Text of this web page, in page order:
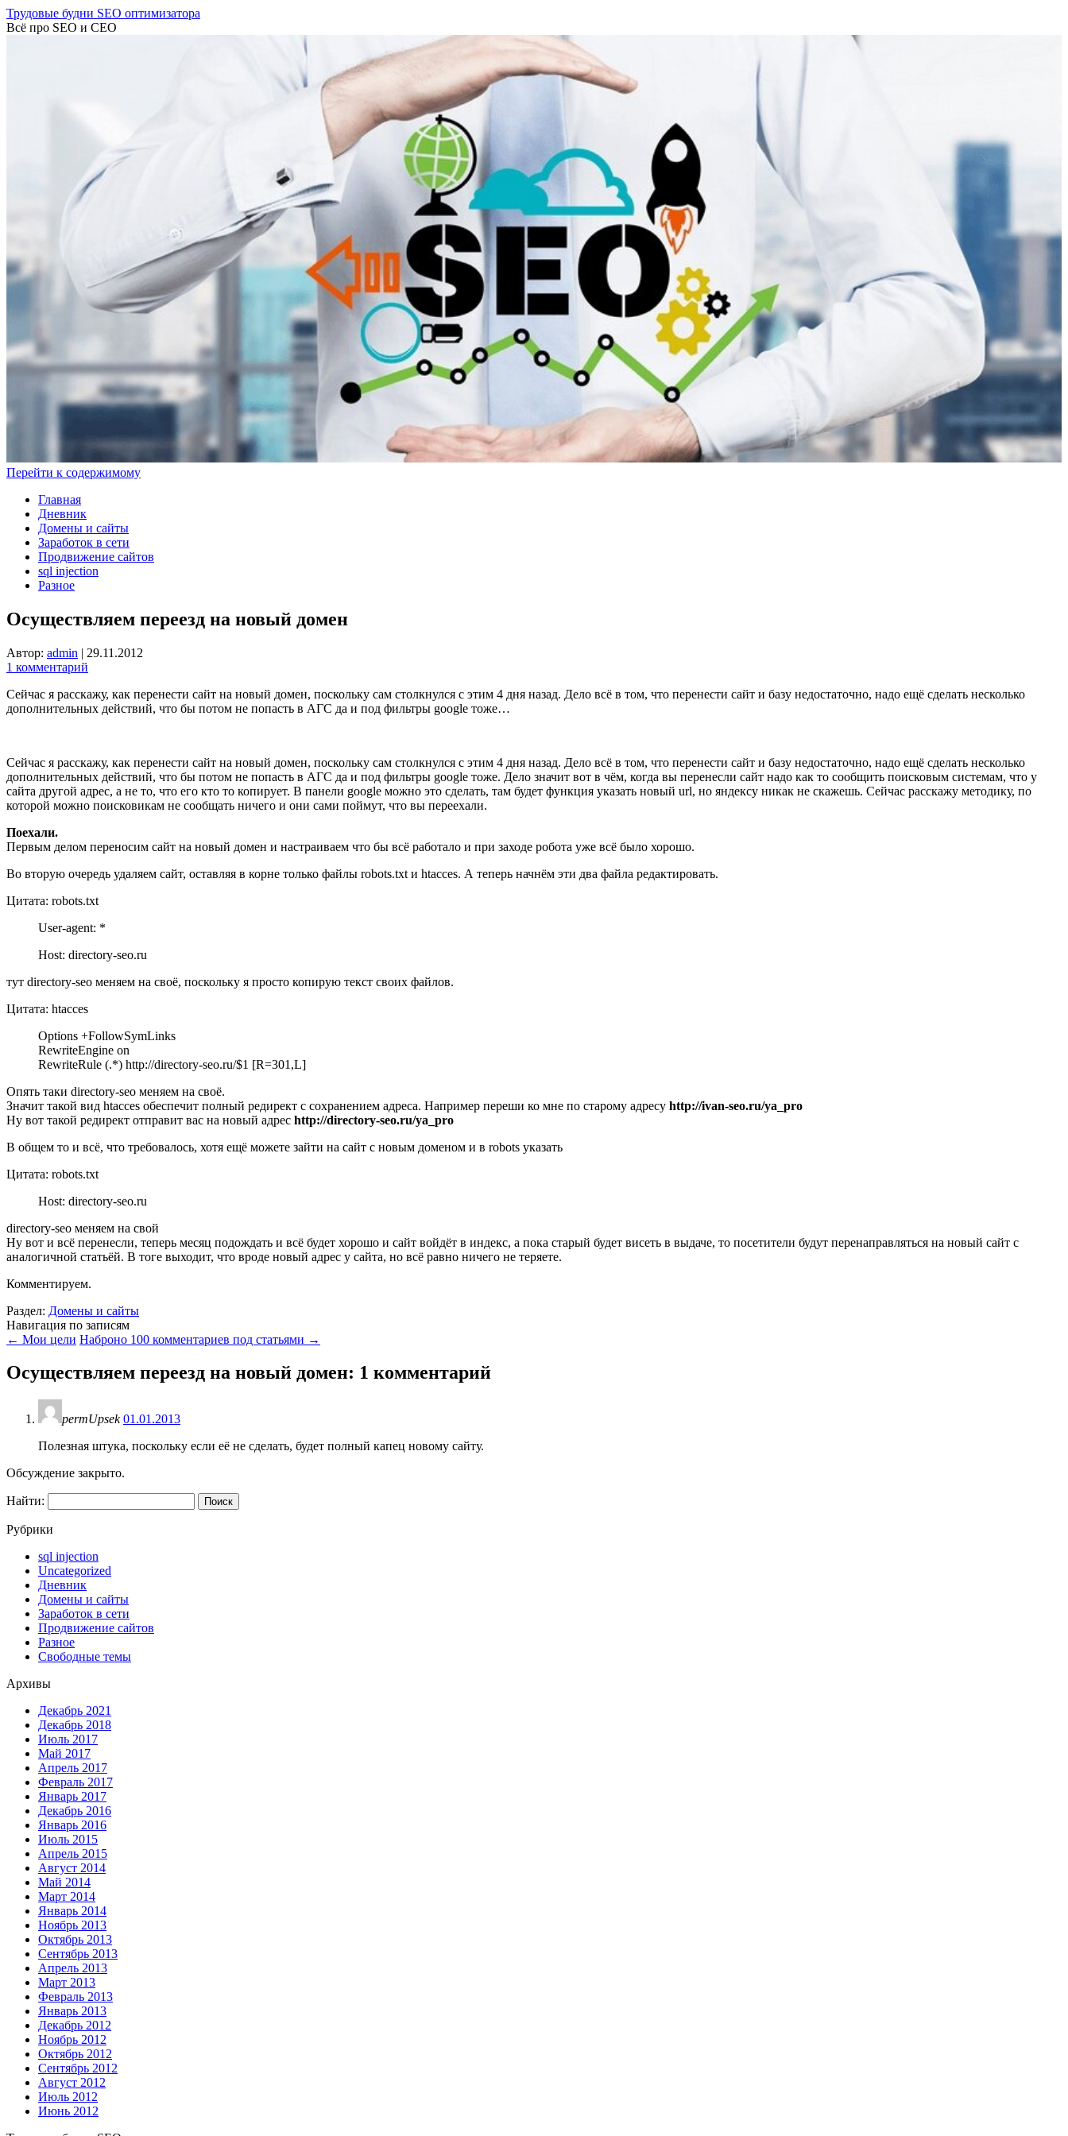
Трудовые будни SEO оптимизатора
Всё про SEO и СЕО
Перейти к содержимому
Главная
Дневник
Домены и сайты
Заработок в сети
Продвижение сайтов
sql injection
Разное
Осуществляем переезд на новый домен
Автор: admin | 29.11.2012
1 комментарий
Сейчас я расскажу, как перенести сайт на новый домен, поскольку сам столкнулся с этим 4 дня назад. Дело всё в том, что перенести сайт и базу недостаточно, надо ещё сделать несколько
дополнительных действий, что бы потом не попасть в АГС да и под фильтры google тоже…
Сейчас я расскажу, как перенести сайт на новый домен, поскольку сам столкнулся с этим 4 дня назад. Дело всё в том, что перенести сайт и базу недостаточно, надо ещё сделать несколько
дополнительных действий, что бы потом не попасть в АГС да и под фильтры google тоже. Дело значит вот в чём, когда вы перенесли сайт надо как то сообщить поисковым системам, что у
сайта другой адрес, а не то, что его кто то копирует. В панели google можно это сделать, там будет функция указать новый url, но яндексу никак не скажешь. Сейчас расскажу методику, по
которой можно поисковикам не сообщать ничего и они сами поймут, что вы переехали.
Поехали.
Первым делом переносим сайт на новый домен и настраиваем что бы всё работало и при заходе робота уже всё было хорошо.
Во вторую очередь удаляем сайт, оставляя в корне только файлы robots.txt и htacces. А теперь начнём эти два файла редактировать.
Цитата: robots.txt
User-agent: *
Host: directory-seo.ru
тут directory-seo меняем на своё, поскольку я просто копирую текст своих файлов.
Цитата: htacces
Options +FollowSymLinks
RewriteEngine on
RewriteRule (.*) http://directory-seo.ru/$1 [R=301,L]
Опять таки directory-seo меняем на своё.
Значит такой вид htacces обеспечит полный редирект с сохранением адреса. Например переши ко мне по старому адресу http://ivan-seo.ru/ya_pro
Ну вот такой редирект отправит вас на новый адрес http://directory-seo.ru/ya_pro
В общем то и всё, что требовалось, хотя ещё можете зайти на сайт с новым доменом и в robots указать
Цитата: robots.txt
Host: directory-seo.ru
directory-seo меняем на свой
Ну вот и всё перенесли, теперь месяц подождать и всё будет хорошо и сайт войдёт в индекс, а пока старый будет висеть в выдаче, то посетители будут перенаправляться на новый сайт с
аналогичной статьёй. В тоге выходит, что вроде новый адрес у сайта, но всё равно ничего не теряете.
Комментируем.
Раздел: Домены и сайты
Навигация по записям
← Мои цели Наброно 100 комментариев под статьями →
Осуществляем переезд на новый домен: 1 комментарий
permUpsek 01.01.2013
Полезная штука, поскольку если её не сделать, будет полный капец новому сайту.
Обсуждение закрыто.
Найти:
Рубрики
sql injection
Uncategorized
Дневник
Домены и сайты
Заработок в сети
Продвижение сайтов
Разное
Свободные темы
Архивы
Декабрь 2021
Декабрь 2018
Июль 2017
Май 2017
Апрель 2017
Февраль 2017
Январь 2017
Декабрь 2016
Январь 2016
Июль 2015
Апрель 2015
Август 2014
Май 2014
Март 2014
Январь 2014
Ноябрь 2013
Октябрь 2013
Сентябрь 2013
Апрель 2013
Март 2013
Февраль 2013
Январь 2013
Декабрь 2012
Ноябрь 2012
Октябрь 2012
Сентябрь 2012
Август 2012
Июль 2012
Июнь 2012